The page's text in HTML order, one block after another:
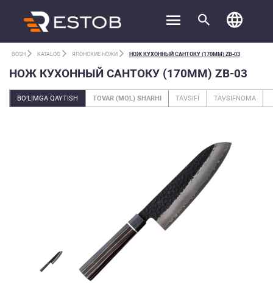
BOSH KATALOG ЯПОНСКИЕ НОЖИ НОЖ КУХОННЫЙ САНТОКУ (170ММ) ZB-03
НОЖ КУХОННЫЙ САНТОКУ (170ММ) ZB-03
BO‘LIMGA QAYTISH TOVAR (MOL) SHARHI TAVSIFI TAVSIFNOMA